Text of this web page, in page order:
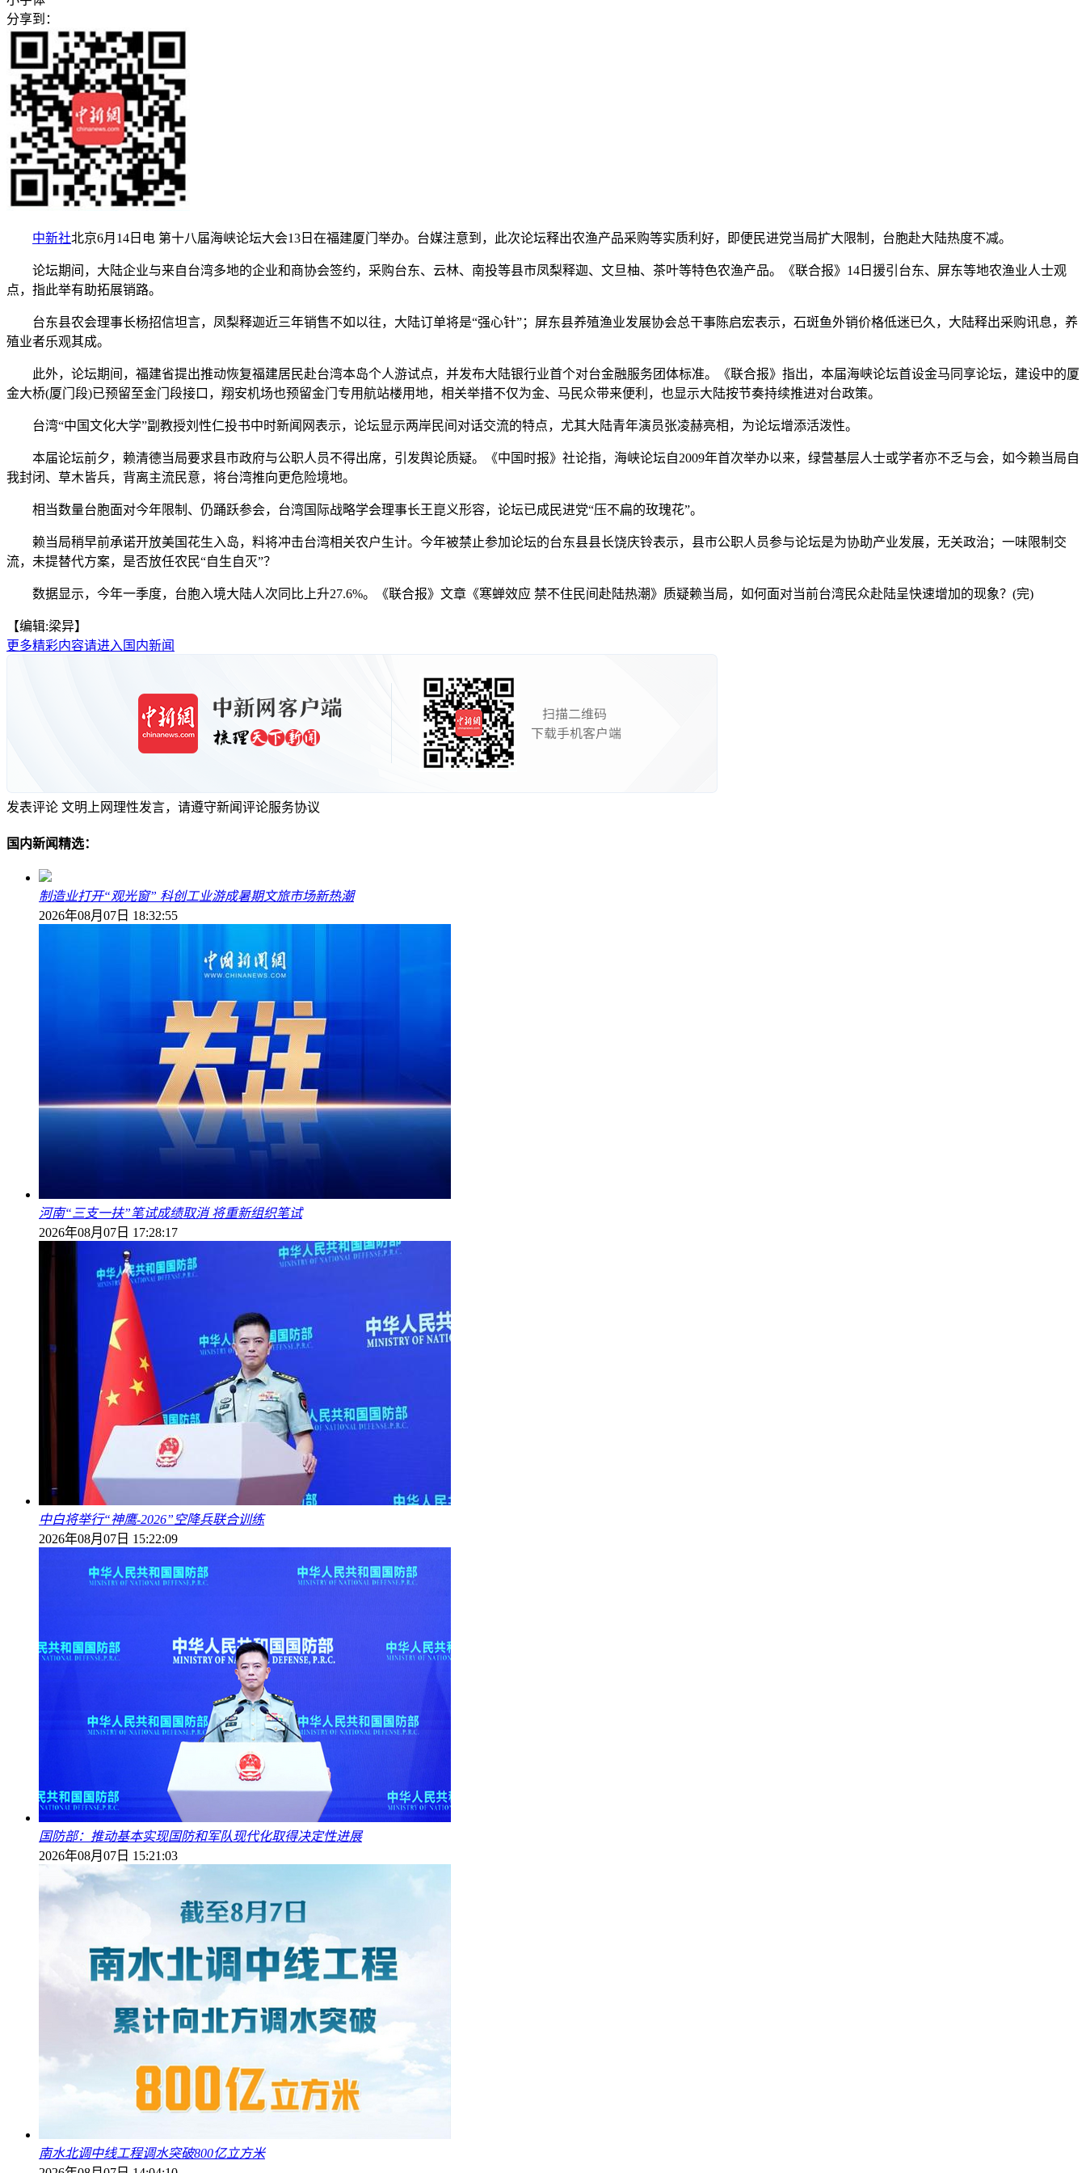
分享到：
中新社北京6月14日电 第十八届海峡论坛大会13日在福建厦门举办。台媒注意到，此次论坛释出农渔产品采购等实质利好，即便民进党当局扩大限制，台胞赴大陆热度不减。
论坛期间，大陆企业与来自台湾多地的企业和商协会签约，采购台东、云林、南投等县市凤梨释迦、文旦柚、茶叶等特色农渔产品。《联合报》14日援引台东、屏东等地农渔业人士观
点，指此举有助拓展销路。
台东县农会理事长杨招信坦言，凤梨释迦近三年销售不如以往，大陆订单将是“强心针”；屏东县养殖渔业发展协会总干事陈启宏表示，石斑鱼外销价格低迷已久，大陆释出采购讯息，养
殖业者乐观其成。
此外，论坛期间，福建省提出推动恢复福建居民赴台湾本岛个人游试点，并发布大陆银行业首个对台金融服务团体标准。《联合报》指出，本届海峡论坛首设金马同享论坛，建设中的厦
金大桥(厦门段)已预留至金门段接口，翔安机场也预留金门专用航站楼用地，相关举措不仅为金、马民众带来便利，也显示大陆按节奏持续推进对台政策。
台湾“中国文化大学”副教授刘性仁投书中时新闻网表示，论坛显示两岸民间对话交流的特点，尤其大陆青年演员张凌赫亮相，为论坛增添活泼性。
本届论坛前夕，赖清德当局要求县市政府与公职人员不得出席，引发舆论质疑。《中国时报》社论指，海峡论坛自2009年首次举办以来，绿营基层人士或学者亦不乏与会，如今赖当局自
我封闭、草木皆兵，背离主流民意，将台湾推向更危险境地。
相当数量台胞面对今年限制、仍踊跃参会，台湾国际战略学会理事长王崑义形容，论坛已成民进党“压不扁的玫瑰花”。
赖当局稍早前承诺开放美国花生入岛，料将冲击台湾相关农户生计。今年被禁止参加论坛的台东县县长饶庆铃表示，县市公职人员参与论坛是为协助产业发展，无关政治；一味限制交
流，未提替代方案，是否放任农民“自生自灭”？
数据显示，今年一季度，台胞入境大陆人次同比上升27.6%。《联合报》文章《寒蝉效应 禁不住民间赴陆热潮》质疑赖当局，如何面对当前台湾民众赴陆呈快速增加的现象？(完)
【编辑:梁异】
更多精彩内容请进入国内新闻
发表评论 文明上网理性发言，请遵守新闻评论服务协议
国内新闻精选：
制造业打开“观光窗” 科创工业游成暑期文旅市场新热潮
2026年08月07日 18:32:55
河南“三支一扶”笔试成绩取消 将重新组织笔试
2026年08月07日 17:28:17
中白将举行“神鹰-2026”空降兵联合训练
2026年08月07日 15:22:09
国防部：推动基本实现国防和军队现代化取得决定性进展
2026年08月07日 15:21:03
南水北调中线工程调水突破800亿立方米